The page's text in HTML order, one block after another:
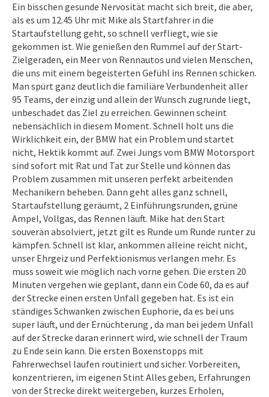
Ein bisschen gesunde Nervosität macht sich breit, die aber,
als es um 12.45 Uhr mit Mike als Startfahrer in die
Startaufstellung geht, so schnell verfliegt, wie sie
gekommen ist. Wie genießen den Rummel auf der Start-
Zielgeraden, ein Meer von Rennautos und vielen Menschen,
die uns mit einem begeisterten Gefühl ins Rennen schicken.
Man spürt ganz deutlich die familiäre Verbundenheit aller
95 Teams, der einzig und allein der Wunsch zugrunde liegt,
unbeschadet das Ziel zu erreichen. Gewinnen scheint
nebensächlich in diesem Moment. Schnell holt uns die
Wirklichkeit ein, der BMW hat ein Problem und startet
nicht, Hektik kommt auf. Zwei Jungs vom BMW Motorsport
sind sofort mit Rat und Tat zur Stelle und können das
Problem zusammen mit unseren perfekt arbeitenden
Mechanikern beheben. Dann geht alles ganz schnell,
Startaufstellung geräumt, 2 Einführungsrunden, grüne
Ampel, Vollgas, das Rennen läuft. Mike hat den Start
souverän absolviert, jetzt gilt es Runde um Runde runter zu
kämpfen. Schnell ist klar, ankommen alleine reicht nicht,
unser Ehrgeiz und Perfektionismus verlangen mehr. Es
muss soweit wie möglich nach vorne gehen. Die ersten 20
Minuten vergehen wie geplant, dann ein Code 60, da es auf
der Strecke einen ersten Unfall gegeben hat. Es ist ein
ständiges Schwanken zwischen Euphorie, da es bei uns
super läuft, und der Ernüchterung , da man bei jedem Unfall
auf der Strecke daran erinnert wird, wie schnell der Traum
zu Ende sein kann. Die ersten Boxenstopps mit
Fahrerwechsel laufen routiniert und sicher. Vorbereiten,
konzentrieren, im eigenen Stint Alles geben, Erfahrungen
von der Strecke direkt weitergeben, kurzes Erholen,